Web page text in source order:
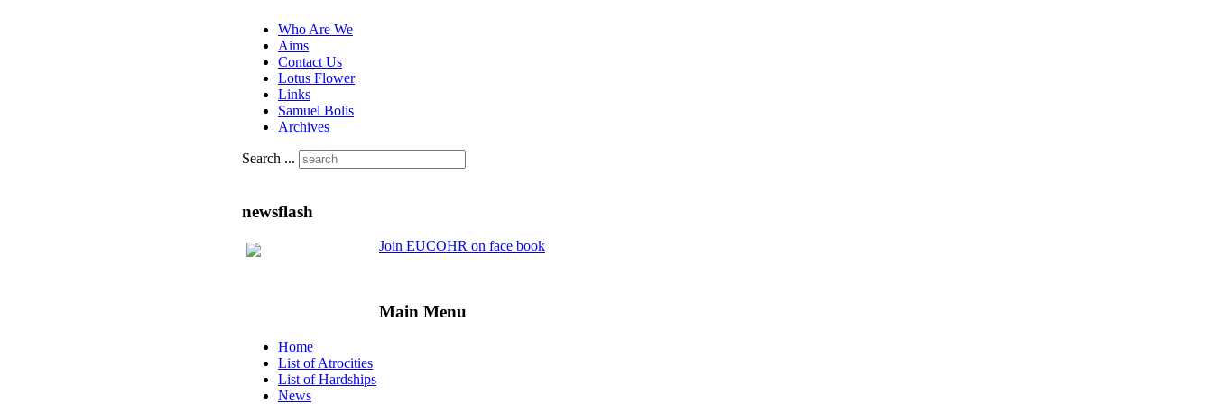
Who Are We
Aims
Contact Us
Lotus Flower
Links
Samuel Bolis
Archives
Search ...
newsflash
Join EUCOHR on face book
Main Menu
Home
List of Atrocities
List of Hardships
News